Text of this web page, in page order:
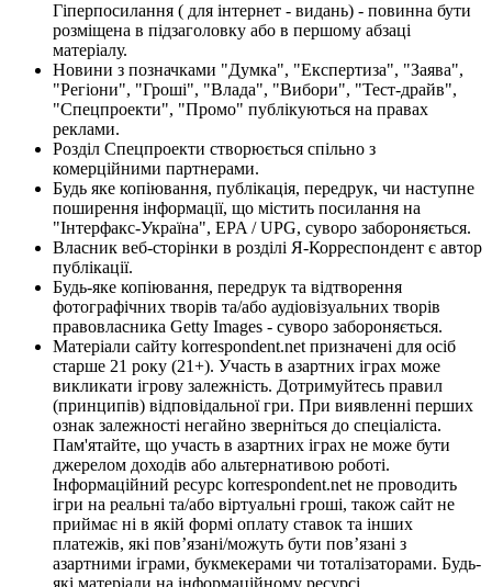
Гіперпосилання ( для інтернет - видань) - повинна бути
розміщена в підзаголовку або в першому абзаці
матеріалу.
Новини з позначками "Думка", "Експертиза", "Заява",
"Регіони", "Гроші", "Влада", "Вибори", "Тест-драйв",
"Спецпроекти", "Промо" публікуються на правах
реклами.
Розділ Спецпроекти створюється спільно з
комерційними партнерами.
Будь яке копіювання, публікація, передрук, чи наступне
поширення інформації, що містить посилання на
"Інтерфакс-Україна", EPA / UPG, суворо забороняється.
Власник веб-сторінки в розділі Я-Корреспондент є автор
публікації.
Будь-яке копіювання, передрук та відтворення
фотографічних творів та/або аудіовізуальних творів
правовласника Getty Images - суворо забороняється.
Матеріали сайту korrespondent.net призначені для осіб
старше 21 року (21+). Участь в азартних іграх може
викликати ігрову залежність. Дотримуйтесь правил
(принципів) відповідальної гри. При виявленні перших
ознак залежності негайно зверніться до спеціаліста.
Пам'ятайте, що участь в азартних іграх не може бути
джерелом доходів або альтернативою роботі.
Інформаційний ресурс korrespondent.net не проводить
ігри на реальні та/або віртуальні гроші, також сайт не
приймає ні в якій формі оплату ставок та інших
платежів, які пов’язані/можуть бути пов’язані з
азартними іграми, букмекерами чи тоталізаторами. Будь-
які матеріали на інформаційному ресурсі